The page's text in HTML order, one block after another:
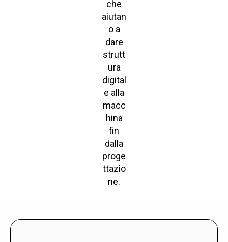
che
aiutan
o a
dare
strutt
ura
digital
e alla
macc
hina
fin
dalla
proge
ttazio
ne.